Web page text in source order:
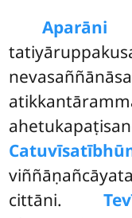
cittāni.